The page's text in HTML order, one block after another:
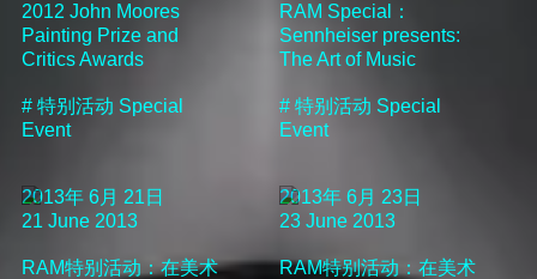
2012 John Moores
Painting Prize and
Critics Awards
#特别活动 Special
Event
RAM Special：
Sennheiser presents:
The Art of Music
#特别活动 Special
Event
2013年 6月 21日
21 June 2013
RAM特别活动：在美术
2013年 6月 23日
23 June 2013
RAM特别活动：在美术